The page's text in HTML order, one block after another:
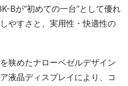
Bが“初めての一台”として優れ
やすさと、実用性・快適性の
狭めたナローベゼルデザイン
液晶ディスプレイにより、コ